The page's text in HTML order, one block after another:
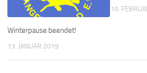
Winterpause beendet!
13. JANUAR 2019
10.